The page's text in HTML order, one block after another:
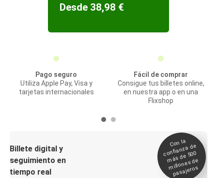
Desde 38,98 €
Pago seguro
Utiliza Apple Pay, Visa y
tarjetas internacionales
Fácil de comprar
Consigue tus billetes online,
en nuestra app o en una
Flixshop
Billete digital y
seguimiento en
tiempo real
Con la
confianza de
más de 500
millones de
pasajeros